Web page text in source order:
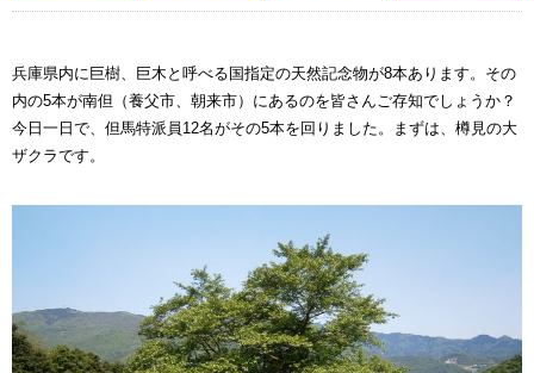
兵庫県内に巨樹、巨木と呼べる国指定の天然記念物が8本あります。その
内の5本が南但（養父市、朝来市）にあるのを皆さんご存知でしょうか？
今日一日で、但馬特派員12名がその5本を回りました。まずは、樽見の大
ザクラです。